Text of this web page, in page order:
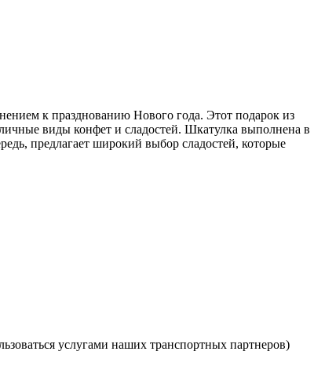
к празднованию Нового года. Этот подарок из
виды конфет и сладостей. Шкатулка выполнена в
предлагает широкий выбор сладостей, которые
услугами наших транспортных партнеров)